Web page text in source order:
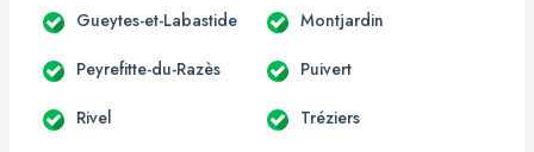
Gueytes-et-Labastide Montjardin
Peyrefitte-du-Razès Puivert
Rivel Tréziers